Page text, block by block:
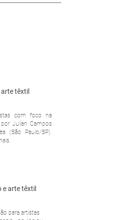
têxtil
com foco na
Julian Campos
(São Paulo/SP).
arte têxtil
para artistas